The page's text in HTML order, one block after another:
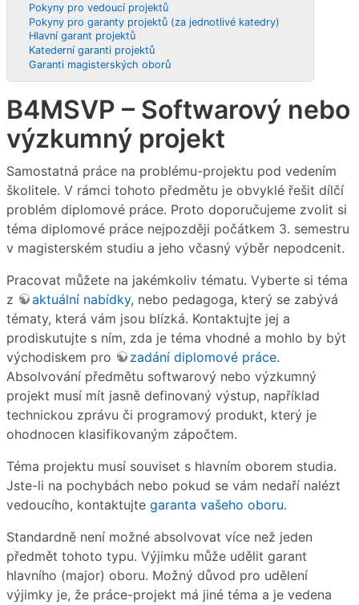
Pokyny pro vedoucí projektů
Pokyny pro garanty projektů (za jednotlivé katedry)
Hlavní garant projektů
Katederní garanti projektů
Garanti magisterských oborů
B4MSVP – Softwarový nebo
výzkumný projekt
Samostatná práce na problému-projektu pod vedením
školitele. V rámci tohoto předmětu je obvyklé řešit dílčí
problém diplomové práce. Proto doporučujeme zvolit si
téma diplomové práce nejpozději počátkem 3. semestru
v magisterském studiu a jeho včasný výběr nepodcenit.
Pracovat můžete na jakémkoliv tématu. Vyberte si téma
z
aktuální nabídky, nebo pedagoga, který se zabývá
tématy, která vám jsou blízká. Kontaktujte jej a
prodiskutujte s ním, zda je téma vhodné a mohlo by být
východiskem pro
zadání diplomové práce.
Absolvování předmětu softwarový nebo výzkumný
projekt musí mít jasně definovaný výstup, například
technickou zprávu či programový produkt, který je
ohodnocen klasifikovaným zápočtem.
Téma projektu musí souviset s hlavním oborem studia.
Jste-li na pochybách nebo pokud se vám nedaří nalézt
vedoucího, kontaktujte garanta vašeho oboru.
Standardně není možné absolvovat více než jeden
předmět tohoto typu. Výjimku může udělit garant
hlavního (major) oboru. Možný důvod pro udělení
výjimky je, že práce-projekt má jiné téma a je vedena